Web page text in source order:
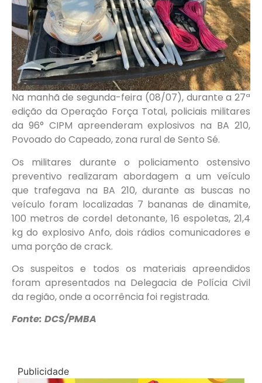
Na manhã de segunda-feira (08/07), durante a 27ª
edição da Operação Força Total, policiais militares
da 96° CIPM apreenderam explosivos na BA 210,
Povoado do Capeado, zona rural de Sento Sé.
Os militares durante o policiamento ostensivo
preventivo realizaram abordagem a um veículo
que trafegava na BA 210, durante as buscas no
veículo foram localizadas 7 bananas de dinamite,
100 metros de cordel detonante, 16 espoletas, 21,4
kg do explosivo Anfo, dois rádios comunicadores e
uma porção de crack.
Os suspeitos e todos os materiais apreendidos
foram apresentados na Delegacia de Polícia Civil
da região, onde a ocorrência foi registrada.
Fonte: DCS/PMBA
Publicidade